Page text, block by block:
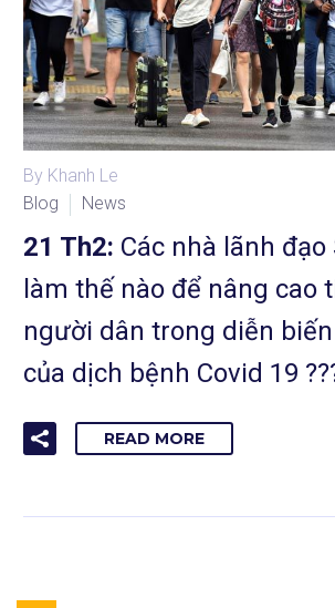
By Khanh Le
Blog
News
21 Th2: Các nhà lãnh đạo
làm thế nào để nâng cao
người dân trong diễn
của dịch bệnh Covid 19
READ MORE